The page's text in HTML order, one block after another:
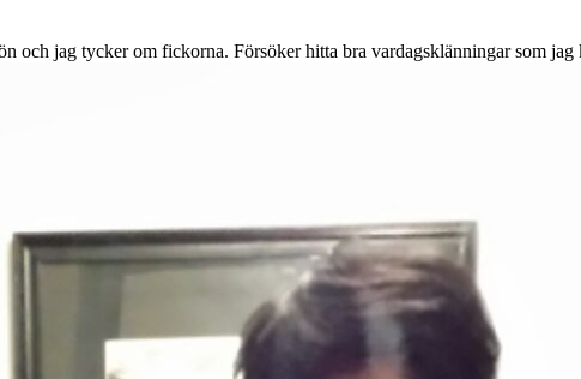
och jag tycker om fickorna. Försöker hitta bra vardagsklänningar som jag